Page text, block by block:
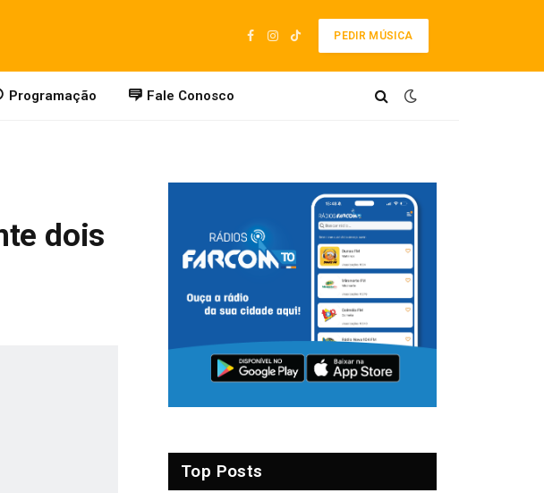
Facebook
Instagram
TikTok
PEDIR MÚSICA
Programação Fale Conosco
dois
Top Posts